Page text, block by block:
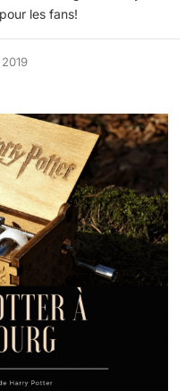
les fans!